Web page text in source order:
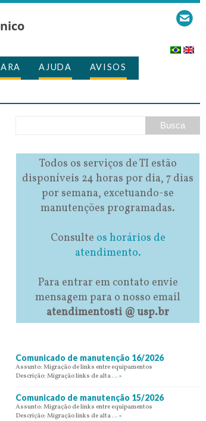
AJUDA AVISOS
Todos os serviços de TI estão
disponíveis 24 horas por dia, 7 dias
por semana, excetuando-se
manutenções programadas.
Consulte os horários de
atendimento.
Para entrar em contato envie
mensagem para o nosso email
atendimentosti @ usp.br
Comunicado de manutenção 16/2026
Assunto: Migração de links entre equipamentos
Descrição: Migração links de alta … »
Comunicado de manutenção 15/2026
Assunto: Migração de links entre equipamentos
Descrição: Migração links de alta … »